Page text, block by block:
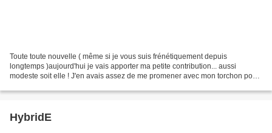
Toute toute nouvelle ( même si je vous suis frénétiquement depuis
longtemps )aujourd'hui je vais apporter ma petite contribution... aussi
modeste soit elle ! J'en avais assez de me promener avec mon torchon pour
HybridE